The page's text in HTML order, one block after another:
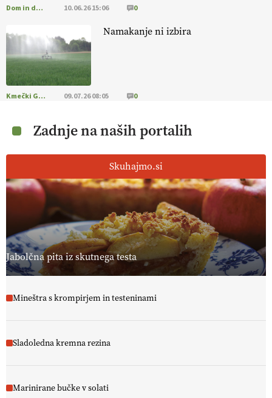
Dom in družina 10.06.26 15:06 0
Namakanje ni izbira
Kmečki Glas 09.07.26 08:05 0
Zadnje na naših portalih
Skuhajmo.si
Jabolčna pita iz skutnega testa
Mineštra s krompirjem in testeninami
Sladoledna kremna rezina
Marinirane bučke v solati